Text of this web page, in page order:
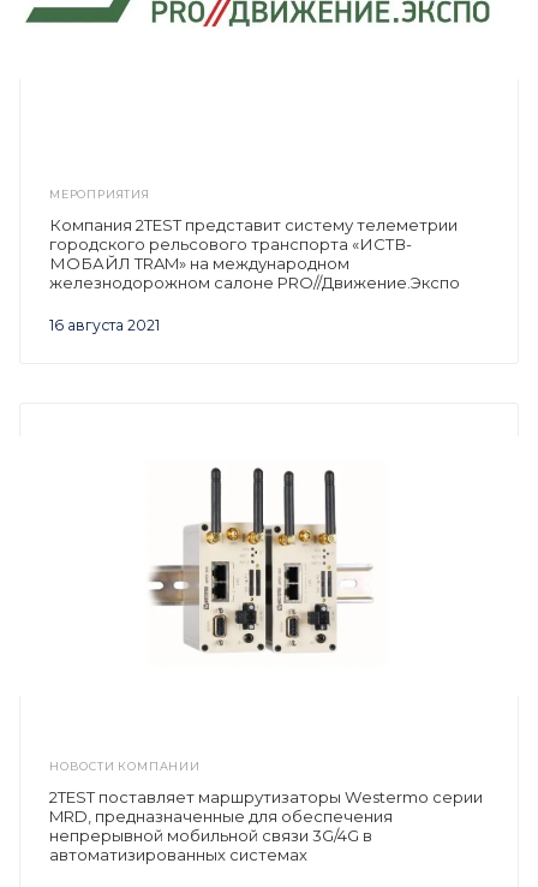
МЕРОПРИЯТИЯ
16 августа 2021
Компания 2TEST представит систему телеметрии
городского рельсового транспорта «ИСТВ-
МОБАЙЛ TRAM» на международном
железнодорожном салоне PRO//Движение.Экспо
НОВОСТИ КОМПАНИИ
2TEST поставляет маршрутизаторы Westermo серии
MRD, предназначенные для обеспечения
непрерывной мобильной связи 3G/4G в
автоматизированных системах